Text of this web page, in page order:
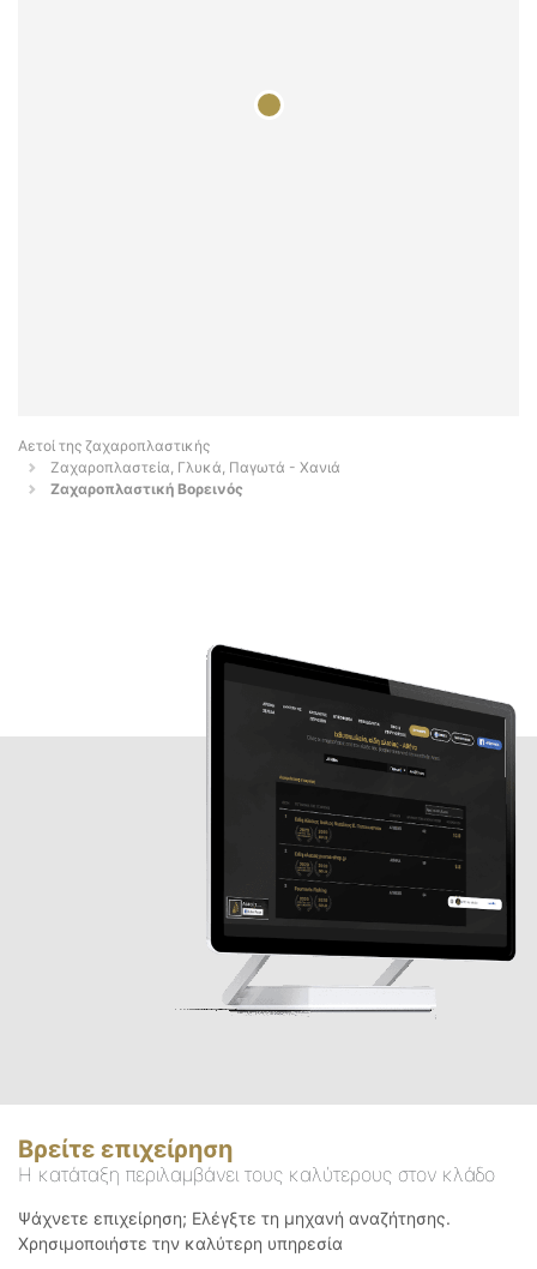
Αετοί της ζαχαροπλαστικής
Ζαχαροπλαστεία, Γλυκά, Παγωτά - Χανιά
Ζαχαροπλαστική Βορεινός
Βρείτε επιχείρηση
Η κατάταξη περιλαμβάνει τους καλύτερους στον κλάδο
Ψάχνετε επιχείρηση; Ελέγξτε τη μηχανή αναζήτησης.
Χρησιμοποιήστε την καλύτερη υπηρεσία